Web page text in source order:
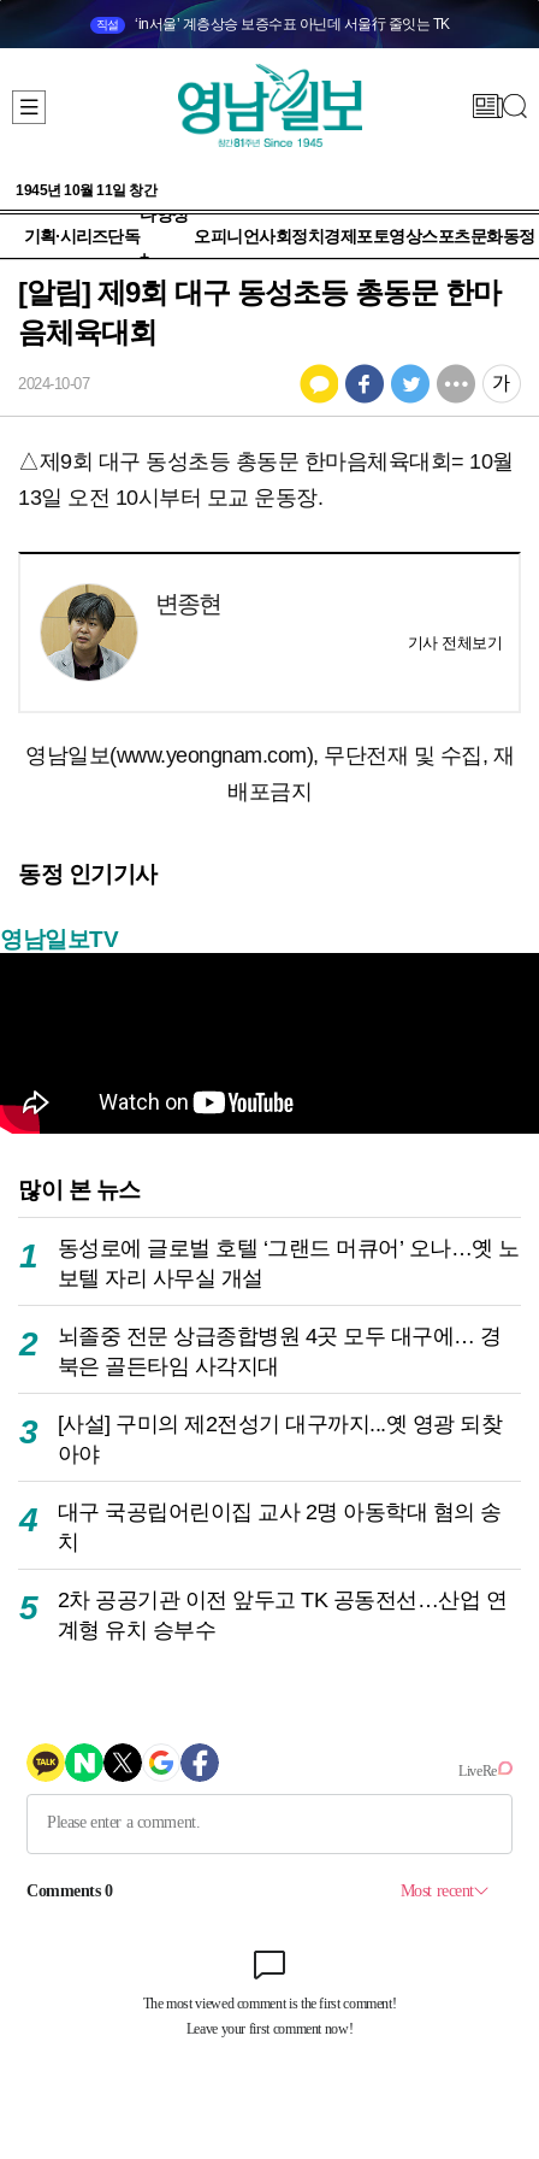
직설 ‘in서울’ 계층상승 보증수표 아닌데 서울行 줄잇는 TK
1945년 10월 11일 창간
기획·시리즈단독
다양성
+
오피니언사회정치 경제 포토영상스포츠문화동정
[알림] 제9회 대구 동성초등 총동문 한마
음체육대회
2024-10-07
△제9회 대구 동성초등 총동문 한마음체육대회= 10월
13일 오전 10시부터 모교 운동장.
변종현
기사 전체보기
영남일보(www.yeongnam.com), 무단전재 및 수집, 재
배포금지
동정 인기기사
영남일보TV
많이 본 뉴스
1
동성로에 글로벌 호텔 ‘그랜드 머큐어’ 오나…옛 노
보텔 자리 사무실 개설
2
뇌졸중 전문 상급종합병원 4곳 모두 대구에… 경
북은 골든타임 사각지대
3
[사설] 구미의 제2전성기 대구까지...옛 영광 되찾
아야
4
대구 국공립어린이집 교사 2명 아동학대 혐의 송
치
5
2차 공공기관 이전 앞두고 TK 공동전선…산업 연
계형 유치 승부수